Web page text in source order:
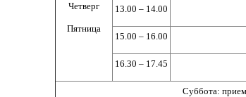
Четверг
Пятница
13.00 – 14.00
15.00 – 16.00
16.30 – 17.45
Суббота: